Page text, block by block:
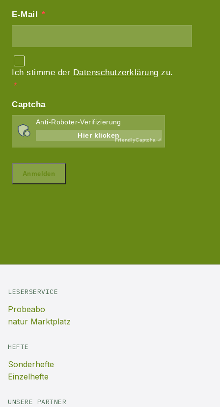
LESERSERVICE
Probeabo
natur Marktplatz
HEFTE
Sonderhefte
Einzelhefte
UNSERE PARTNER